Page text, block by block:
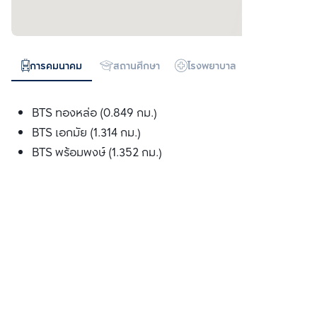
การคมนาคม สถานศึกษา โรงพยาบาล
BTS ทองหล่อ (0.849 กม.)
BTS เอกมัย (1.314 กม.)
BTS พร้อมพงษ์ (1.352 กม.)